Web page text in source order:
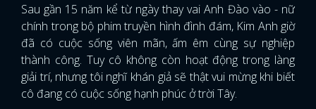
Sau gần 15 năm kể từ ngày thay vai Anh Đào vào - nữ
chính trong bộ phim truyền hình đình đám, Kim Anh giờ
đã có cuộc sống viên mãn, ấm êm cùng sự nghiệp
thành công. Tuy cô không còn hoạt động trong làng
giải trí, nhưng tôi nghĩ khán giả sẽ thật vui mừng khi biết
cô đang có cuộc sống hạnh phúc ở trời Tây.